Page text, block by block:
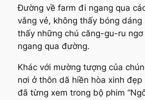
Đường về farm đi ngang qua
vắng vẻ, không thấy bóng dáng
thấy những chú căng-gu-ru ngơ
ngang qua đường.
Khác với mường tượng của
nơi ở thôn dã hiền hòa xinh đẹp
đã từng xem trong bộ phim “